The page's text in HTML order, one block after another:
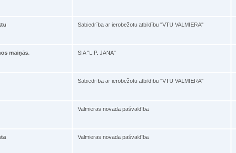
Sabiedrība ar ierobežotu atbildību "VTU VALMIERA"
maiņās. SIA "L.P. JANA"
Sabiedrība ar ierobežotu atbildību "VTU VALMIERA"
Valmieras novada pašvaldība
Valmieras novada pašvaldība